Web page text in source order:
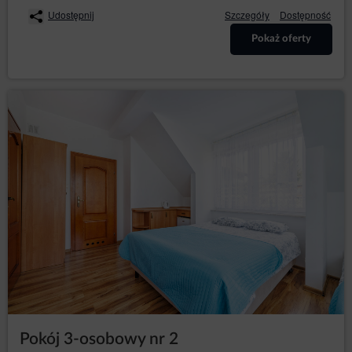
usługodawcy do geolokalizacji. Informacja o
geolokalizacji jest wykorzystywana w celu
dostarczania bardziej dostosowanych ofert
innymi informacjami mogą stanowić dane osobowe i w
związku z tym Administrator obejmuje je pełną
ochroną przysługującą na gruncie RODO.
Dane te są przetwarzane zgodnie z art. 6 ust. 1 lit. b
RODO, w celu realizacji usługi, tj. umowy o
świadczenie usług drogą elektroniczną zgodnie z
Regulaminem oraz zgodnie z art. 6 ust. 1 lit. a RODO,
w związku z wyrażeniem zgody na stosowanie
technologii, wyrażonych przez odpowiednie
ustawienia przeglądarki internetowej zgodnie z
Udostępnij Szczegóły Dostępność
Pokaż oferty
Pokój 3-osobowy nr 2